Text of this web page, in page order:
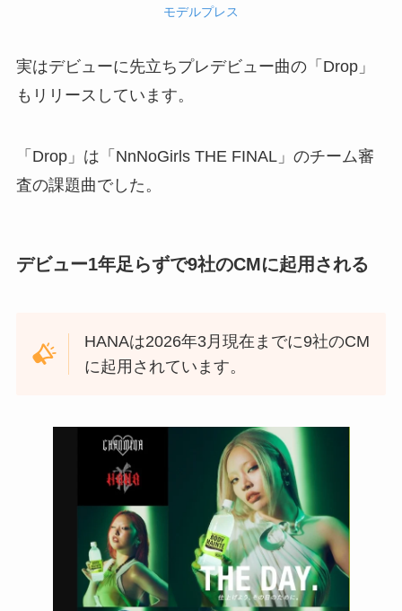
モデルプレス
実はデビューに先立ちプレデビュー曲の「Drop」
もリリースしています。
「Drop」は「NnNoGirls THE FINAL」のチーム審
査の課題曲でした。
デビュー1年足らずで9社のCMに起用される
HANAは2026年3月現在までに9社のCM
に起用されています。